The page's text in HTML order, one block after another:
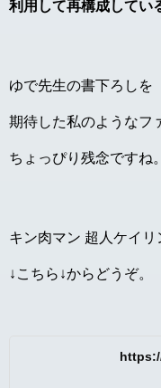
利用して再構成してい
ゆで先生の書下ろしを
期待した私のようなフ
ちょっぴり残念ですね。
キン肉マン 超人ケイリ
↓こちら↓からどうぞ。